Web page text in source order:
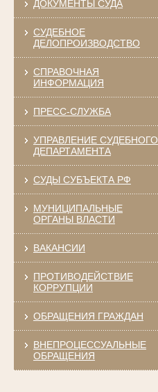
ДОКУМЕНТЫ СУДА
СУДЕБНОЕ
ДЕЛОПРОИЗВОДСТВО
СПРАВОЧНАЯ
ИНФОРМАЦИЯ
ПРЕСС-СЛУЖБА
УПРАВЛЕНИЕ СУДЕБНОГО
ДЕПАРТАМЕНТА
СУДЫ СУБЪЕКТА РФ
МУНИЦИПАЛЬНЫЕ
ОРГАНЫ ВЛАСТИ
ВАКАНСИИ
ПРОТИВОДЕЙСТВИЕ
КОРРУПЦИИ
ОБРАЩЕНИЯ ГРАЖДАН
ВНЕПРОЦЕССУАЛЬНЫЕ
ОБРАЩЕНИЯ